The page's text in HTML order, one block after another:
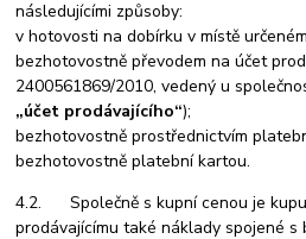
následujícími způsoby:
v hotovosti na dobírku v místě
bezhotovostně převodem na účet
2400561869/2010, vedený u
„účet prodávajícího“);
bezhotovostně prostřednictvím
bezhotovostně platební kartou.
4.2. Společně s kupní cenou je
prodávajícímu také náklady spojené s